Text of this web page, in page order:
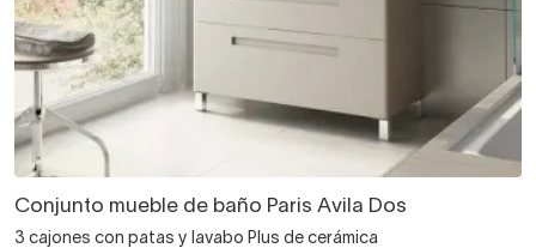
Conjunto mueble de baño Paris Avila Dos
3 cajones con patas y lavabo Plus de cerámica